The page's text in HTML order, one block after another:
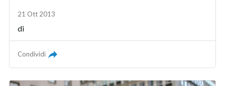
21 Ott 2013
di
Condividi